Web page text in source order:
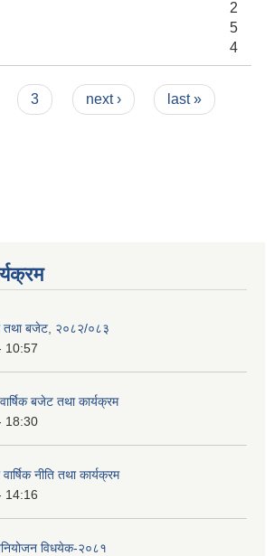
2
5
4
3 next › last »
तथा बजेट, २०८२/०८३
10:57
बजेट तथा कार्यक्रम
18:30
नीति तथा कार्यक्रम
14:16
विधयेक-२०८१